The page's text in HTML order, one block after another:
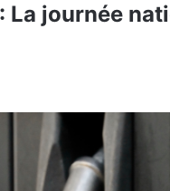
La journée